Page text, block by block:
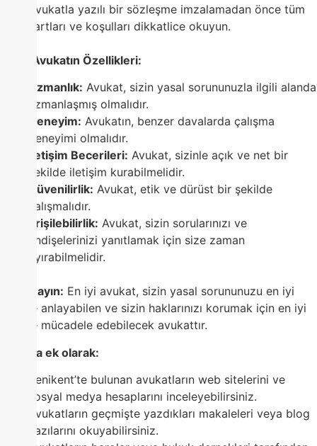
Avukatla yazılı bir sözleşme imzalamadan önce tüm
şartları ve koşulları dikkatlice okuyun.
En İyi Avukatın Özellikleri:
Uzmanlık: Avukat, sizin yasal sorununuzla ilgili alanda
uzmanlaşmış olmalıdır.
Deneyim: Avukatın, benzer davalarda çalışma
deneyimi olmalıdır.
İletişim Becerileri: Avukat, sizinle açık ve net bir
şekilde iletişim kurabilmelidir.
Güvenilirlik: Avukat, etik ve dürüst bir şekilde
çalışmalıdır.
Erişilebilirlik: Avukat, sizin sorularınızı ve
endişelerinizi yanıtlamak için size zaman
ayırabilmelidir.
Unutmayın: En iyi avukat, sizin yasal sorununuzu en iyi
şekilde anlayabilen ve sizin haklarınızı korumak için en iyi
şekilde mücadele edebilecek avukattır.
Bunlara ek olarak:
Yenikent’te bulunan avukatların web sitelerini ve
sosyal medya hesaplarını inceleyebilirsiniz.
Avukatların geçmişte yazdıkları makaleleri veya blog
yazılarını okuyabilirsiniz.